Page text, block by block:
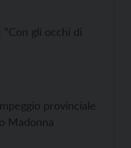
gli occhi di
provinciale
Madonna